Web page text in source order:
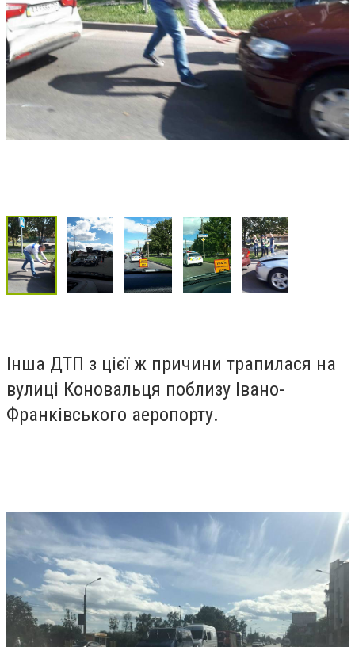
Інша ДТП з цієї ж причини трапилася на
вулиці Коновальця поблизу Івано-
Франківського аеропорту.